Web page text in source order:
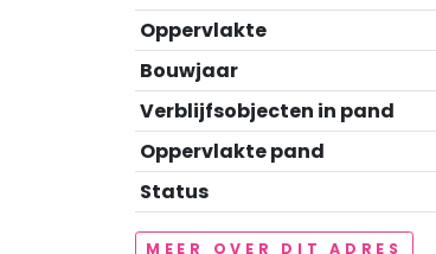
Oppervlakte
Bouwjaar
Verblijfsobjecten in pand
Oppervlakte pand
Status
MEER OVER DIT ADRES